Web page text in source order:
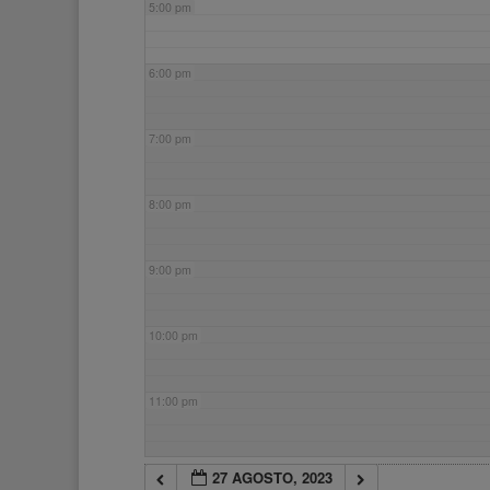
5:00 pm
6:00 pm
7:00 pm
8:00 pm
9:00 pm
10:00 pm
11:00 pm
27 AGOSTO, 2023